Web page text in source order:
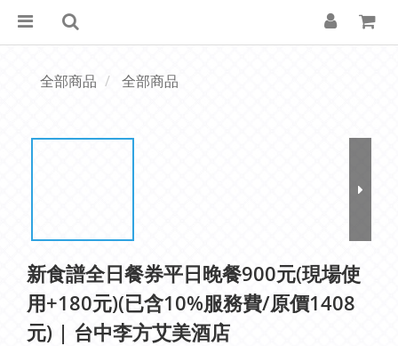
全部商品 全部商品
新食譜全日餐券平日晚餐900元(現場使
用+180元)(已含10%服務費/原價1408
元) | 台中李方艾美酒店